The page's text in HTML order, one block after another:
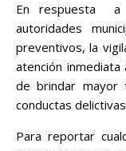
En respuesta a
autoridades
preventivos, la
atención
de brindar mayor
conductas
Para reportar